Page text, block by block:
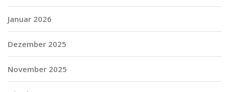
Januar 2026
Dezember 2025
November 2025